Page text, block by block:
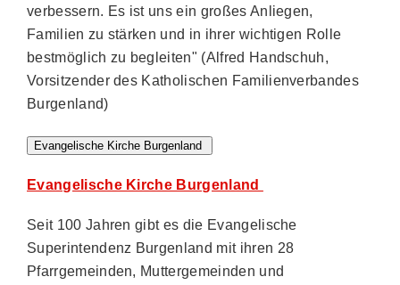
verbessern. Es ist uns ein großes Anliegen,
Familien zu stärken und in ihrer wichtigen Rolle
bestmöglich zu begleiten" (Alfred Handschuh,
Vorsitzender des Katholischen Familienverbandes
Burgenland)
Evangelische Kirche Burgenland
Evangelische Kirche Burgenland
Seit 100 Jahren gibt es die Evangelische
Superintendenz Burgenland mit ihren 28
Pfarrgemeinden, Muttergemeinden und